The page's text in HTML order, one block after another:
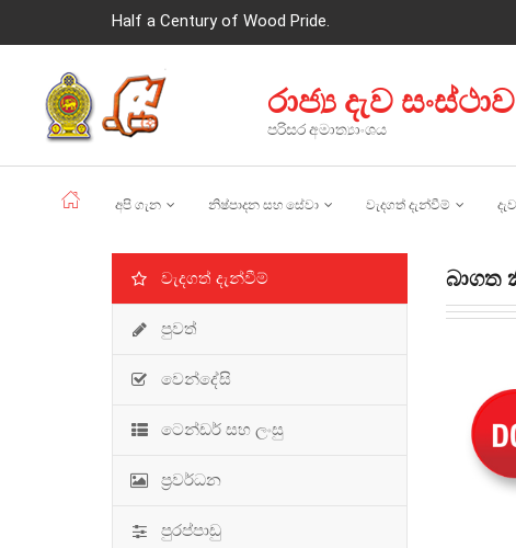
Half a Century of Wood Pride.
රාජ්‍ය දැව සංස්ථාව
පරිසර අමාත්‍යාංශය
අපි ගැන නිෂ්පාදන සහ සේවා වැදගත් දැන්වීම්
වැදගත් දැන්වීම්
පුවත්
වෙන්දේසි
ටෙන්ඩර් සහ ලංසු
ප්‍රවර්ධන
පුරප්පාඩු
බාගත